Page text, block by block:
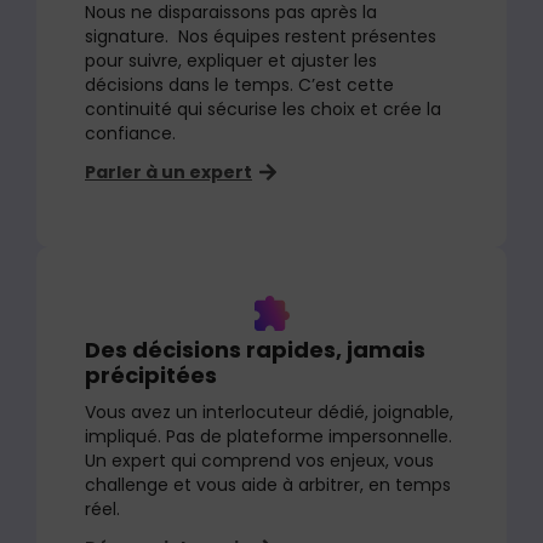
Nous ne disparaissons pas après la
signature. Nos équipes restent présentes
pour suivre, expliquer et ajuster les
décisions dans le temps. C’est cette
continuité qui sécurise les choix et crée la
confiance.
Parler à un expert
Des décisions rapides, jamais
précipitées
Vous avez un interlocuteur dédié, joignable,
impliqué. Pas de plateforme impersonnelle.
Un expert qui comprend vos enjeux, vous
challenge et vous aide à arbitrer, en temps
réel.